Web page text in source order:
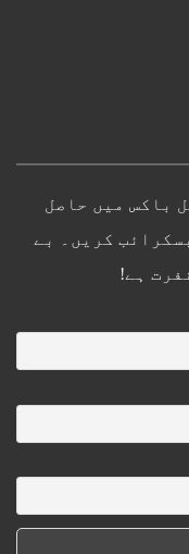
باکس میں حاصل
کریں۔ بے
ہے!